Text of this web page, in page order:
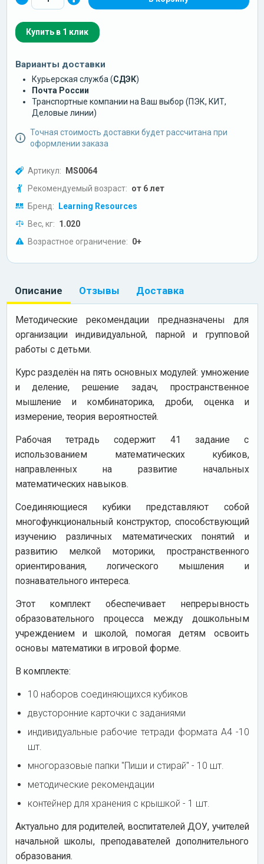
Купить в 1 клик
Варианты доставки
Курьерская служба (СДЭК)
Почта России
Транспортные компании на Ваш выбор (ПЭК, КИТ,
Деловые линии)
Точная стоимость доставки будет рассчитана при
оформлении заказа
Артикул: MS0064
Рекомендуемый возраст: от 6 лет
Бренд: Learning Resources
Вес, кг: 1.020
Возрастное ограничение: 0+
Описание Отзывы Доставка
Методические рекомендации предназначены для
организации индивидуальной, парной и групповой
работы с детьми.
Курс разделён на пять основных модулей: умножение
и деление, решение задач, пространственное
мышление и комбинаторика, дроби, оценка и
измерение, теория вероятностей.
Рабочая тетрадь содержит 41 задание с
использованием математических кубиков,
направленных на развитие начальных
математических навыков.
Соединяющиеся кубики представляют собой
многофункциональный конструктор, способствующий
изучению различных математических понятий и
развитию мелкой моторики, пространственного
ориентирования, логического мышления и
познавательного интереса.
Этот комплект обеспечивает непрерывность
образовательного процесса между дошкольным
учреждением и школой, помогая детям освоить
основы математики в игровой форме.
В комплекте:
10 наборов соединяющихся кубиков
двусторонние карточки с заданиями
индивидуальные рабочие тетради формата А4 -10
шт.
многоразовые папки "Пиши и стирай" - 10 шт.
методические рекомендации
контейнер для хранения с крышкой - 1 шт.
Актуально для родителей, воспитателей ДОУ, учителей
начальной школы, преподавателей дополнительного
образования.